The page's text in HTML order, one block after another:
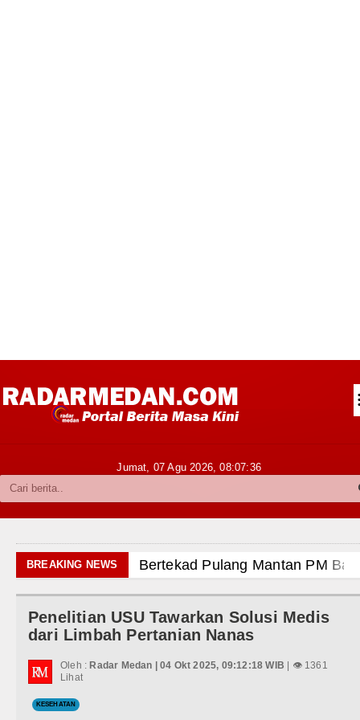
Kabupaten Karo
Politik
Olahraga
Jumat, 07 Agu 2026,08:07:37
BREAKING NEWS
Mantan PM Bangladesh Sheikh Hasina
United Laga Persahabatan di Swedia 8
Inter Milan Persahabatan di Optus Stadium Perth
Tandang ke Ferencvaros Persahabatan Minggu 9
Sambut Kunjungan Kapolda Sumut Hadiri
Penelitian USU Tawarkan Solusi Medis
dari Limbah Pertanian Nanas
Oleh : Radar Medan | 04 Okt 2025, 09:12:18 WIB | 👁 1361
Lihat
KESEHATAN